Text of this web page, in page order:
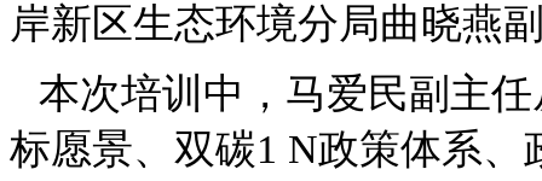
岸新区生态环境分局曲晓燕
本次培训中，马爱民副主
标愿景、双碳1 N政策体系